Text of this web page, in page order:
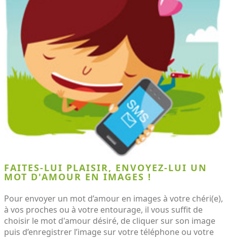
FAITES-LUI PLAISIR, ENVOYEZ-LUI UN
MOT D'AMOUR EN IMAGES !
Pour envoyer un mot d’amour en images à votre chéri(e),
à vos proches ou à votre entourage, il vous suffit de
choisir le mot d'amour désiré, de cliquer sur son image
puis d’enregistrer l’image sur votre téléphone ou votre